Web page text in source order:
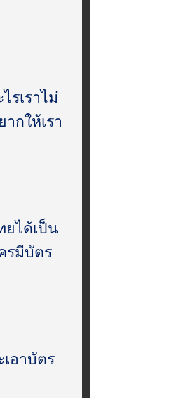
รเราไม่
กให้เรา
ได้เป็น
รมีบัตร
อาบัตร